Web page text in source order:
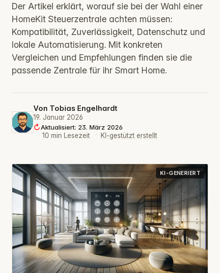
Der Artikel erklärt, worauf sie bei der Wahl einer
HomeKit Steuerzentrale achten müssen:
Kompatibilität, Zuverlässigkeit, Datenschutz und
lokale Automatisierung. Mit konkreten
Vergleichen und Empfehlungen finden sie die
passende Zentrale für ihr Smart Home.
Von Tobias Engelhardt
19. Januar 2026
Aktualisiert: 23. März 2026
·
10 min Lesezeit · KI-gestützt erstellt
KI-GENERIERT